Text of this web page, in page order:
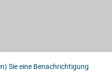
Sie eine Benachrichtigung